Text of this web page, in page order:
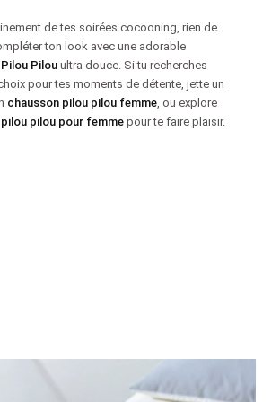
de tes soirées cocooning, rien de
ton look avec une adorable
Pilou ultra douce. Si tu recherches
pour tes moments de détente, jette un
chausson pilou pilou femme, ou explore
pilou pilou pour femme pour te faire plaisir.